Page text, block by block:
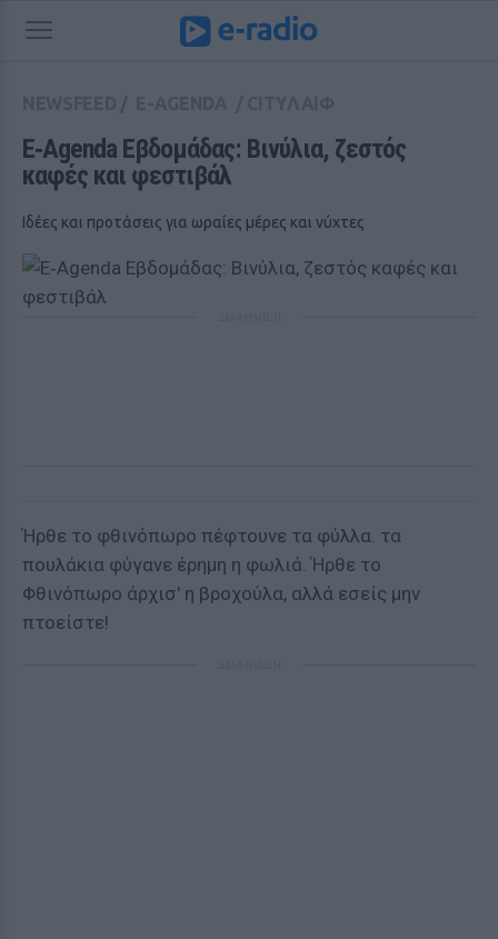
Ε‑Agenda Εβδομάδας: Βινύλια, ζεστός
καφές και φεστιβάλ
Ιδέες και προτάσεις για ωραίες μέρες και νύχτες
Ήρθε το φθινόπωρο πέφτουνε τα φύλλα. τα
πουλάκια φύγανε έρημη η φωλιά. Ήρθε το
Φθινόπωρο άρχισ' η βροχούλα, αλλά εσείς μην
πτοείστε!